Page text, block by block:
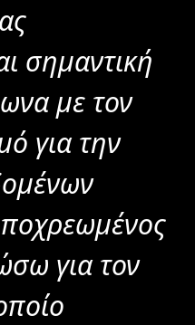
σημαντική
με τον
για την
για τον